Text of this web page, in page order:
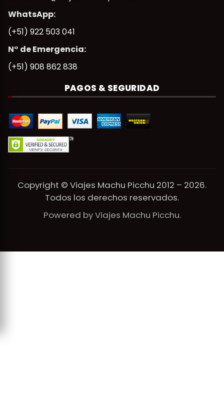
Email:
info@viajesmachupicchu.com
WhatsApp:
(+51) 922 503 041
N° de Emergencia:
PAGOS & SEGURIDAD
Copyright © Viajes Machu Picchu 2012 – 2026.
Todos los derechos reservados.